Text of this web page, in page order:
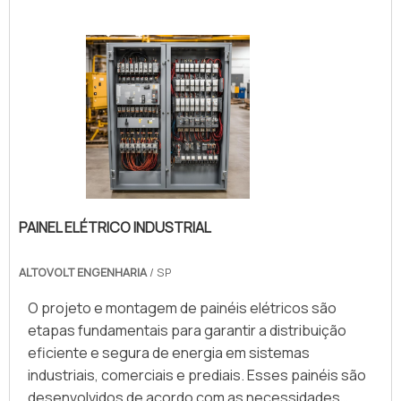
PAINEL ELÉTRICO INDUSTRIAL
ALTOVOLT ENGENHARIA/ SP
O projeto e montagem de painéis elétricos são
etapas fundamentais para garantir a distribuição
eficiente e segura de energia em sistemas
industriais, comerciais e prediais. Esses painéis são